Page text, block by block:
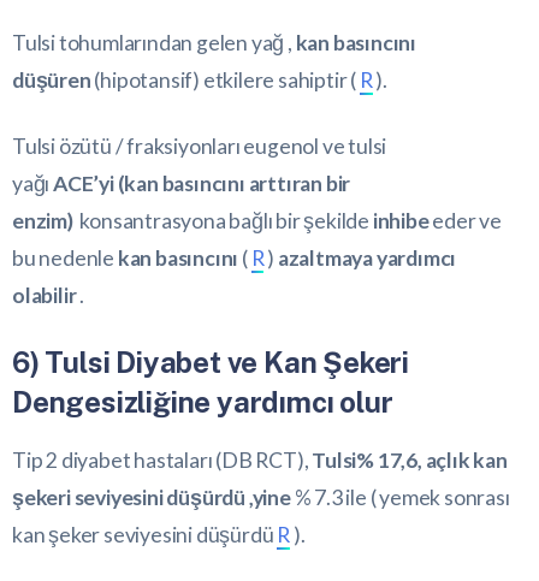
Tulsi tohumlarından gelen yağ , kan basıncını
düşüren(hipotansif) etkilere sahiptir ( R).
Tulsi özütü / fraksiyonları eugenol ve tulsi
yağıACE’yi (kan basıncını arttıran bir
enzim) konsantrasyona bağlı bir şekilde inhibeeder ve
bu nedenle kan basıncını ( R) azaltmaya yardımcı
olabilir.
6) Tulsi Diyabet ve Kan Şekeri
Dengesizliğine yardımcı olur
Tip 2 diyabet hastaları (DB RCT),Tulsi% 17,6, açlık kan
şekeri seviyesini düşürdü ,yine% 7.3 ile ( yemek sonrası
kan şeker seviyesini düşürdü R ).